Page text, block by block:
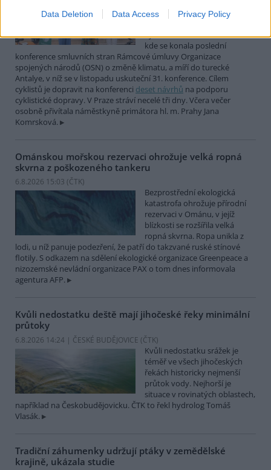
Data Deletion Data Access Privacy Policy
mezinárodní cyklistické štafety
vyrazili z brazilského Belému,
kde se konala poslední
konference smluvních stran Rámcové úmluvy Organizace
spojených národů (OSN) o změně klimatu, a míří do turecké
Antalye, v níž se v listopadu uskuteční 31. konference. Cílem
cyklistů je dopravit na konferenci deset návrhů na podporu
cyklistické dopravy. V Praze stráví necelé tři dny. Včera večer
osobně přivítala náměstkyně primátora hl. m. Prahy Jana
Komrsková.
Ománskou mořskou rezervaci ohrožuje velká ropná
skvrna z poškozeného tankeru
6.8.2026 15:03 (ČTK)
Bezprostřední ekologická
katastrofa ohrožuje přírodní
rezervaci v Ománu, v jejíž
blízkosti se rozšířila velká
ropná skvrna. Ropa unikla z
lodi, u níž panuje podezření, že patří do takzvané ruské stínové
flotily. S odkazem na sdělení ekologické organizace Greenpeace a
nizozemské nevládní organizace PAX o tom dnes informovala
agentura AFP.
Kvůli nedostatku deště mají jihočeské řeky minimální
průtoky
6.8.2026 14:24 | ČESKÉ BUDĚJOVICE (ČTK)
Kvůli nedostatku srážek je
téměř ve všech jihočeských
řekách historicky nejmenší
průtok vody. Nejhorší je
situace v rovinatých oblastech,
například na Českobudějovicku. ČTK to řekl hydrolog Tomáš
Vlasák.
Tradiční záhumenky udržují ptáky v zemědělské
krajině, ukázala studie